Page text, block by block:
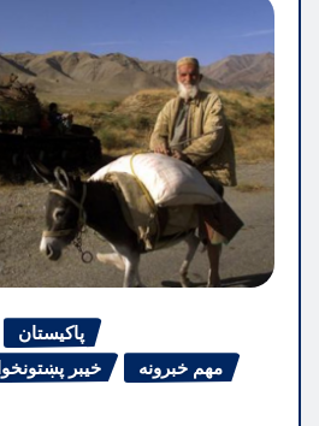
پاکیستان
خیبر
مهم خبرونه